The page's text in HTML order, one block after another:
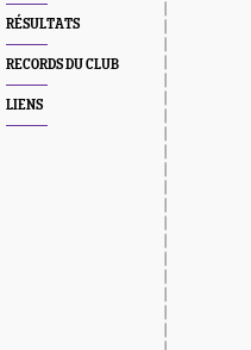
RÉSULTATS
RECORDS DU CLUB
LIENS